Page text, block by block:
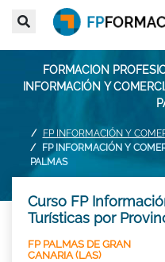
FORMACION
INFORMACIÓN Y
FP INFORMACIÓN Y
FP INFORMACIÓN Y
PALMAS
Curso FP
Turísticas por
FP PALMAS DE GRAN
CANARIA (LAS)